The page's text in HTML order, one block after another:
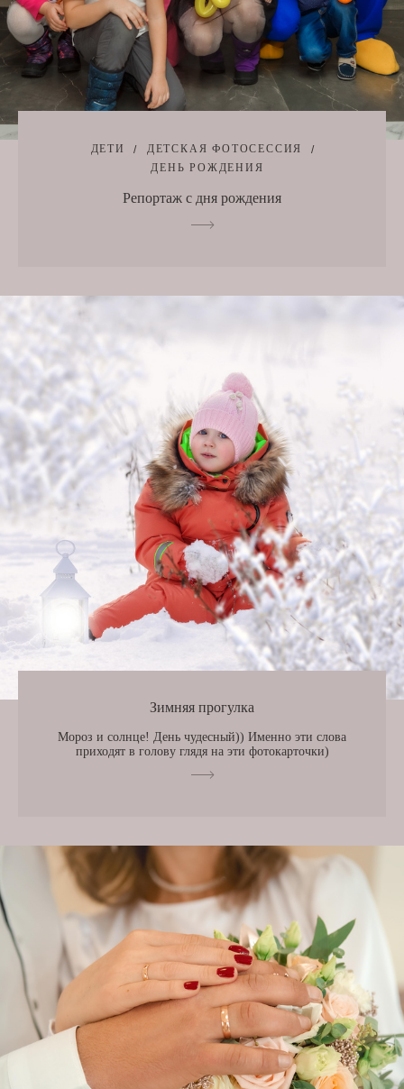
ДЕТИ
ДЕТСКАЯ ФОТОСЕССИЯ
ДЕНЬ РОЖДЕНИЯ
Репортаж с дня рождения
Зимняя прогулка
Мороз и солнце! День чудесный)) Именно эти слова
приходят в голову глядя на эти фотокарточки)